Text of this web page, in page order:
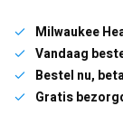
Milwaukee
Vandaag
Bestel nu,
Gratis